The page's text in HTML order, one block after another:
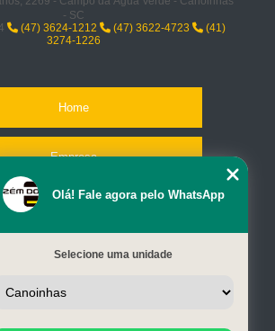
- SC
(47) 3624-1212 (47) 3622-4723
(41)
3274-1226
Home
Empresa
Serviços
Olá! Fale agora pelo WhatsApp
Selecione uma unidade